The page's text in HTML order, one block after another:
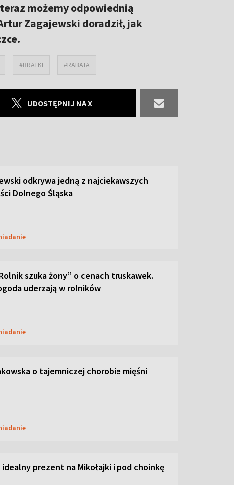
możemy odpowiednią
Zagajewski doradził, jak
#BRATKI #RABATA
UDOSTĘPNIJ NA X
odkrywa jedną z najciekawszych
Dolnego Śląska
szuka żony” o cenach truskawek.
uderzają w rolników
o tajemniczej chorobie mięśni
idealny prezent na Mikołajki i pod choinkę